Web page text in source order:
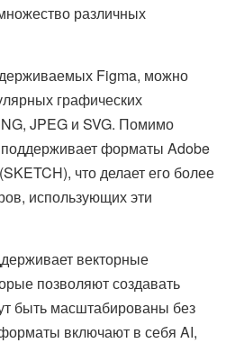
различных
Figma, можно
графических
JPEG и SVG. Помимо
поддерживает форматы Adobe
что делает его более
использующих эти
векторные
позволяют создавать
быть масштабированы без
включают в себя AI,